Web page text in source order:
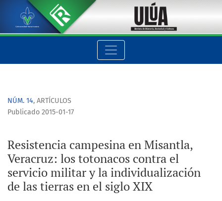
Resistencia campesina en Misantla, Veracruz: los
NÚM. 14, ARTÍCULOS
Resistencia campesina en Misantla,
Veracruz: los totonacos contra el
servicio militar y la individualización
de las tierras en el siglo XIX
Publicado 2015-01-17